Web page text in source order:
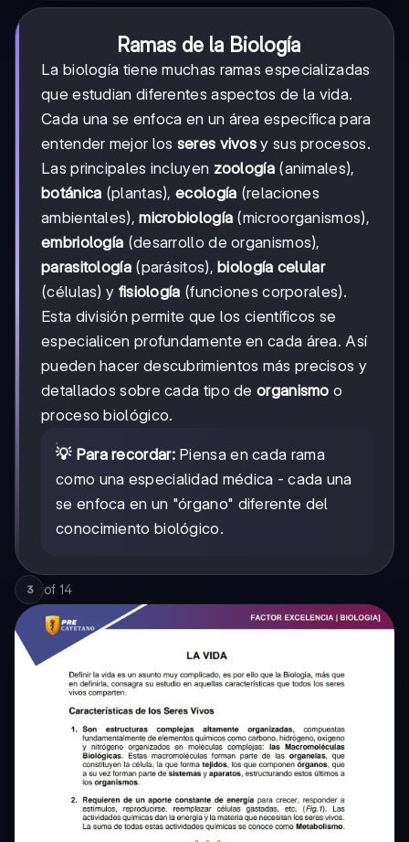
Ramas de la Biología
La biología tiene muchas ramas especializadas
que estudian diferentes aspectos de la vida.
Cada una se enfoca en un área específica para
entender mejor los seres vivos y sus procesos.
Las principales incluyen zoología(animales),
botánica (plantas),ecología (relaciones
ambientales),microbiología (microorganismos),
embriología (desarrollo de organismos),
parasitología(parásitos), biología celular
(células) y fisiología (funciones corporales).
Esta división permite que los científicos se
especialicen profundamente en cada área. Así
pueden hacer descubrimientos más precisos y
detallados sobre cada tipo deorganismo o
proceso biológico.
💡 Para recordar:Piensa en cada rama
como una especialidad médica - cada una
se enfoca en un "órgano" diferente del
conocimiento biológico.
3 of 14